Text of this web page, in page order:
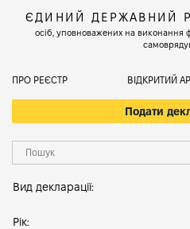
ЄДИНИЙ ДЕРЖАВНИЙ
осіб, уповноважених на виконання
ПРО РЕЄСТР ВІДКРИТИЙ
Подати
Вид декларації:
Рік: